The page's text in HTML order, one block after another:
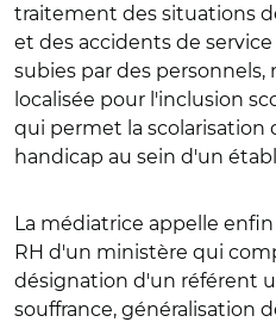
traitement des situations
et des accidents de
subies par des
localisée pour l'inclusion
qui permet la scolarisation
handicap au sein d'un
La médiatrice appelle
RH d'un ministère qui
désignation d'un référent
souffrance, généralisation